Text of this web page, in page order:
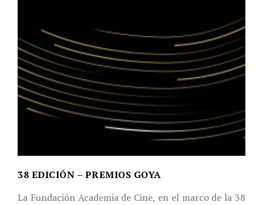
38 EDICIÓN – PREMIOS GOYA
La Fundación Academia de Cine, en el marco de la 38